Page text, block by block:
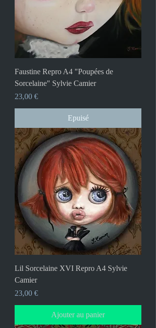
Faustine Repro A4 "Poupées de
Sorcelaine" Sylvie Camier
Prix
23,00 €
Epuisé
Lil Sorcelaine XVI Repro A4 Sylvie
Camier
Prix
23,00 €
Ajouter au panier